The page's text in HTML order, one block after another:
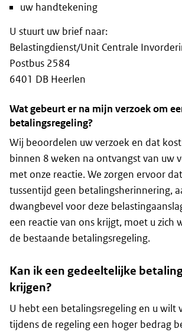
uw handtekening
U stuurt uw brief naar:
Belastingdienst/Unit Centrale
Postbus 2584
6401 DB Heerlen
Wat gebeurt er na mijn verzoek om
betalingsregeling?
Wij beoordelen uw verzoek en dat
binnen 8 weken na ontvangst van uw
met onze reactie. We zorgen ervoor
tussentijd geen betalingsherinnering,
dwangbevel voor deze
een reactie van ons krijgt, moet u zich
de bestaande betalingsregeling.
Kan ik een gedeeltelijke
krijgen?
U hebt een betalingsregeling en u wilt
tijdens de regeling een hoger bedrag